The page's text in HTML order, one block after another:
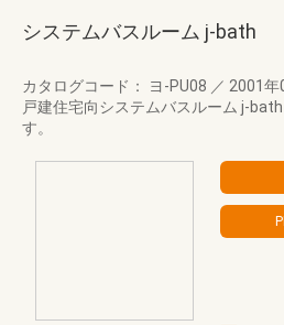
システムバスルーム j-bath
カタログコード： ヨ-PU08 ／ 2001年
戸建住宅向システムバスルーム j-
す。